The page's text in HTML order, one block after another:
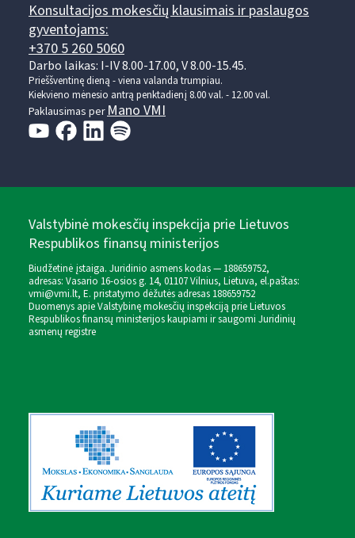
Konsultacijos mokesčių klausimais ir paslaugos
gyventojams:
+370 5 260 5060
Darbo laikas: I-IV 8.00-17.00, V 8.00-15.45.
Prieššventinę dieną - viena valanda trumpiau.
Kiekvieno mėnesio antrą penktadienį 8.00 val. - 12.00 val.
Paklausimas perMano VMI
Valstybinė mokesčių inspekcija prie Lietuvos
Respublikos finansų ministerijos
Biudžetinė įstaiga. Juridinio asmens kodas — 188659752,
adresas: Vasario 16-osios g. 14, 01107 Vilnius, Lietuva, el.paštas:
vmi@vmi.lt, E. pristatymo dėžutės adresas 188659752
Duomenys apie Valstybinę mokesčių inspekciją prie Lietuvos
Respublikos finansų ministerijos kaupiami ir saugomi Juridinių
asmenų registre